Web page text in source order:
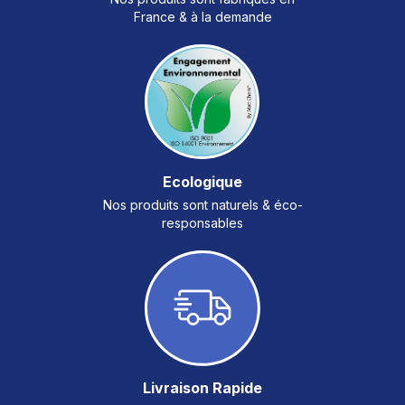
France & à la demande
Ecologique
Nos produits sont naturels & éco-
responsables
Livraison Rapide